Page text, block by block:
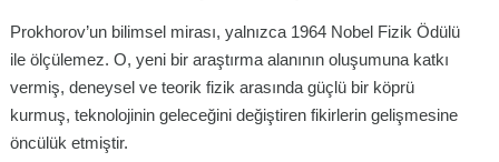
Prokhorov’un bilimsel mirası, yalnızca 1964 Nobel Fizik Ödülü
ile ölçülemez. O, yeni bir araştırma alanının oluşumuna katkı
vermiş, deneysel ve teorik fizik arasında güçlü bir köprü
kurmuş, teknolojinin geleceğini değiştiren fikirlerin gelişmesine
öncülük etmiştir.